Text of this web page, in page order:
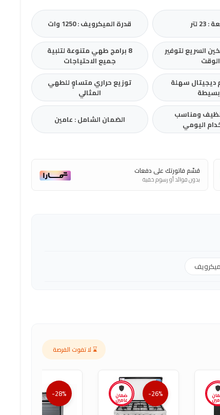
لتر قدرة الميكرويف : 1250 وات
السريع لتوفير
الوقت
8 برامج طهي متنوعة لتلبية
جميع الاحتياجات
ديجيتال سهلة
توزيع حراري متساوٍ للطهي
المثالي
ومناسب
اليومي
الضمان الشامل : عامين
قسّم فاتورتك على دفعات
بدون فوائد أو رسوم خفية
⌛ لا تفوت الفرصة
ضمان
عامين
-26%
-28%